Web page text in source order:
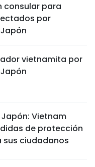
consular para
por
vietnamita por
Vietnam
de protección
sus ciudadanos